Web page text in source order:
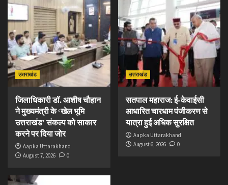
उत्तराखंड
जिलाधिकारी डॉ. आशीष चौहान
ने मुख्यमंत्री के ‘खेल भूमि
उत्तराखंड’ संकल्प को साकार
करने पर दिया जोर
Aapka Uttarakhand
August 7, 2026
0
उत्तराखंड
सतपाल महाराज: ई-केवाईसी
आधारित चारधाम पंजीकरण से
यात्रा हुई अधिक सुरक्षित
Aapka Uttarakhand
August 6, 2026
0